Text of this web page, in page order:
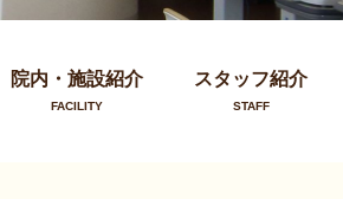
院内・施設紹介
FACILITY
スタッフ紹介
STAFF